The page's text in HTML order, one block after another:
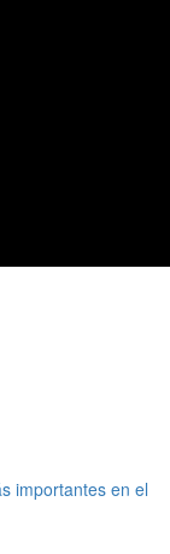
importantes en el